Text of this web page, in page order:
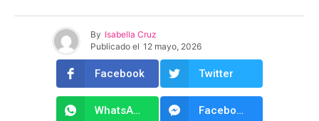
By Isabella Cruz
Publicado el 12 mayo, 2026
Facebook Twitter
WhatsApp Facebook Messenger